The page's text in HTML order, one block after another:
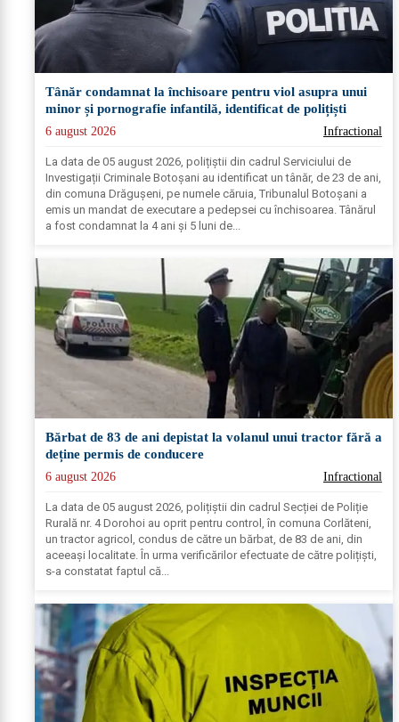
Tânăr condamnat la închisoare pentru viol asupra unui
minor și pornografie infantilă, identificat de polițiști
6 august 2026 Infractional
La data de 05 august 2026, polițiștii din cadrul Serviciului de
Investigații Criminale Botoșani au identificat un tânăr, de 23 de ani,
din comuna Drăgușeni, pe numele căruia, Tribunalul Botoșani a
emis un mandat de executare a pedepsei cu închisoarea. Tânărul
a fost condamnat la 4 ani și 5 luni de...
Bărbat de 83 de ani depistat la volanul unui tractor fără a
deține permis de conducere
6 august 2026 Infractional
La data de 05 august 2026, polițiștii din cadrul Secției de Poliție
Rurală nr. 4 Dorohoi au oprit pentru control, în comuna Corlăteni,
un tractor agricol, condus de către un bărbat, de 83 de ani, din
aceeași localitate. În urma verificărilor efectuate de către polițiști,
s-a constatat faptul că...